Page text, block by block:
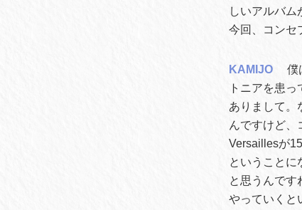
しいアルバム
今回、コンセ
KAMIJO
僕
トニアを患
ありまして。
んですけど、
Versaillesが
ということに
と思うんです
やっていくと